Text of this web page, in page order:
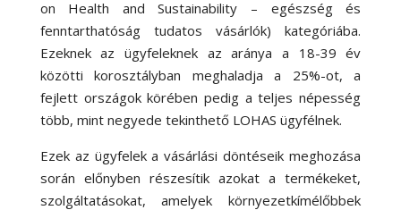
on Health and Sustainability – egészség és
fenntarthatóság tudatos vásárlók) kategóriába.
Ezeknek az ügyfeleknek az aránya a 18-39 év
közötti korosztályban meghaladja a 25%-ot, a
fejlett országok körében pedig a teljes népesség
több, mint negyede tekinthető LOHAS ügyfélnek.
Ezek az ügyfelek a vásárlási döntéseik meghozása
során előnyben részesítik azokat a termékeket,
szolgáltatásokat, amelyek környezetkímélőbbek